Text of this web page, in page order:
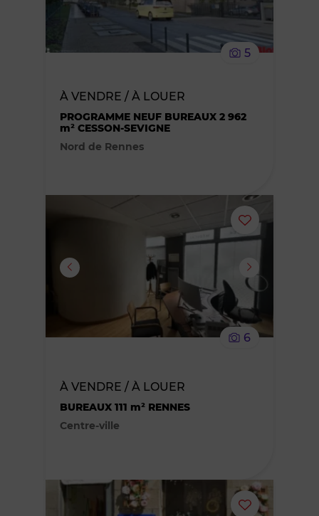
le
5
À VENDRE / À LOUER
PROGRAMME NEUF BUREAUX 2 962
m² CESSON-SEVIGNE
Nord de Rennes
Ajouter
supprimer
le
6
À VENDRE / À LOUER
BUREAUX 111 m² RENNES
Centre-ville
Ajouter